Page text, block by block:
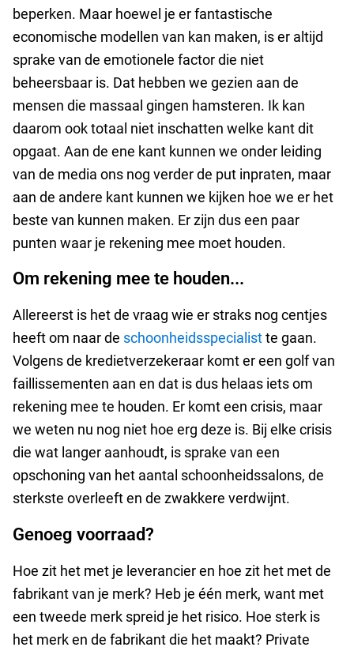
beperken. Maar hoewel je er fantastische
economische modellen van kan maken, is er altijd
sprake van de emotionele factor die niet
beheersbaar is. Dat hebben we gezien aan de
mensen die massaal gingen hamsteren. Ik kan
daarom ook totaal niet inschatten welke kant dit
opgaat. Aan de ene kant kunnen we onder leiding
van de media ons nog verder de put inpraten, maar
aan de andere kant kunnen we kijken hoe we er het
beste van kunnen maken. Er zijn dus een paar
punten waar je rekening mee moet houden.
Om rekening mee te houden...
Allereerst is het de vraag wie er straks nog centjes
heeft om naar de schoonheidsspecialistte gaan.
Volgens de kredietverzekeraar komt er een golf van
faillissementen aan en dat is dus helaas iets om
rekening mee te houden. Er komt een crisis, maar
we weten nu nog niet hoe erg deze is. Bij elke crisis
die wat langer aanhoudt, is sprake van een
opschoning van het aantal schoonheidssalons, de
sterkste overleeft en de zwakkere verdwijnt.
Genoeg voorraad?
Hoe zit het met je leverancier en hoe zit het met de
fabrikant van je merk? Heb je één merk, want met
een tweede merk spreid je het risico. Hoe sterk is
het merk en de fabrikant die het maakt? Private